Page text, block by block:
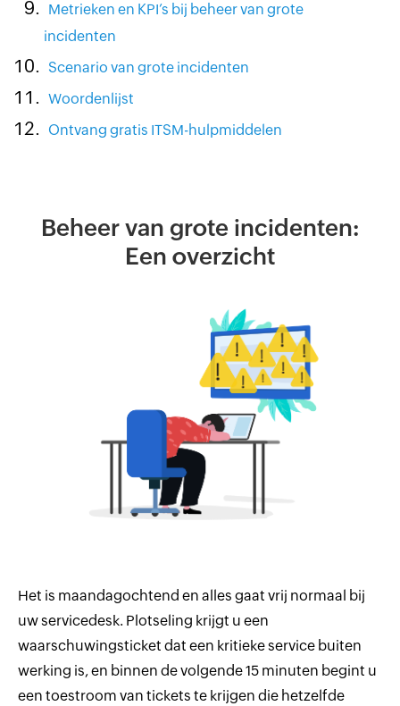
Metrieken en KPI’s bij beheer van grote
incidenten
Scenario van grote incidenten
Woordenlijst
Ontvang gratis ITSM-hulpmiddelen
Beheer van grote incidenten:
Een overzicht
Het is maandagochtend en alles gaat vrij normaal bij
uw servicedesk. Plotseling krijgt u een
waarschuwingsticket dat een kritieke service buiten
werking is, en binnen de volgende 15 minuten begint u
een toestroom van tickets te krijgen die hetzelfde